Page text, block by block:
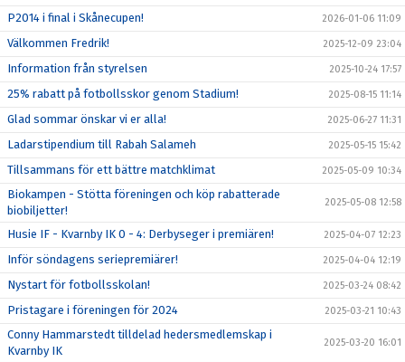
P2014 i final i Skånecupen! 2026-01-06 11:09
Välkommen Fredrik! 2025-12-09 23:04
Information från styrelsen 2025-10-24 17:57
25% rabatt på fotbollsskor genom Stadium! 2025-08-15 11:14
Glad sommar önskar vi er alla! 2025-06-27 11:31
Ladarstipendium till Rabah Salameh 2025-05-15 15:42
Tillsammans för ett bättre matchklimat 2025-05-09 10:34
Biokampen - Stötta föreningen och köp rabatterade
biobiljetter!
2025-05-08 12:58
Husie IF - Kvarnby IK 0 - 4: Derbyseger i premiären! 2025-04-07 12:23
Inför söndagens seriepremiärer! 2025-04-04 12:19
Nystart för fotbollsskolan! 2025-03-24 08:42
Pristagare i föreningen för 2024 2025-03-21 10:43
Conny Hammarstedt tilldelad hedersmedlemskap i
Kvarnby IK
2025-03-20 16:01